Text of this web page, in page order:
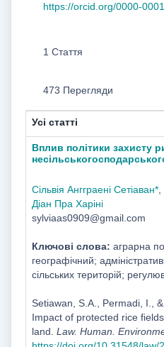
https://orcid.org/0000-
1 Стаття
473 Перегляди
Усі статті
Вплив політики захисту
Сільвія Ангграені Сетіаван*,
Діан Пра Харіні
sylviaas0909@gmail.com
Ключові слова: аграрна
географічний;
сільських територій;
Setiawan, S.A., Permadi, I.,
Impact of protected rice
land. Law. Human.